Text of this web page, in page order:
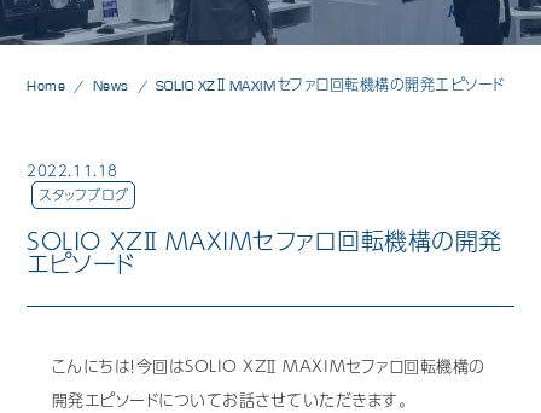
Philosophy 朝日の想い
歯科用X線製品
歯科用口腔内カメラ
歯科用CAD/CAM材料
Home News SOLIO XZⅡ MAXIMセファロ回転機構の開発エピソード
2022.11.18
スタッフブログ
SOLIO XZⅡ MAXIMセファロ回転機構の開発
エピソード
こんにちは！今回はSOLIO XZⅡ MAXIMセファロ回転機構の
開発エピソードについてお話させていただきます。